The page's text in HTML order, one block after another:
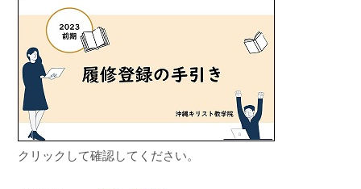
クリックして確認してください。